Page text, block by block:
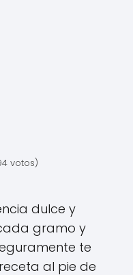
votos)
dulce y
gramo y
te
al pie de